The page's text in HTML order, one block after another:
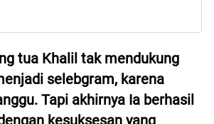
tua Khalil tak mendukung
selebgram, karena
Tapi akhirnya Ia berhasil